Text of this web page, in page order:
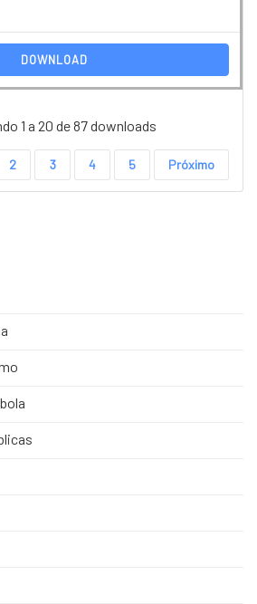
DOWNLOAD
1 a 20 de 87 downloads
2 3 4 5 Próximo